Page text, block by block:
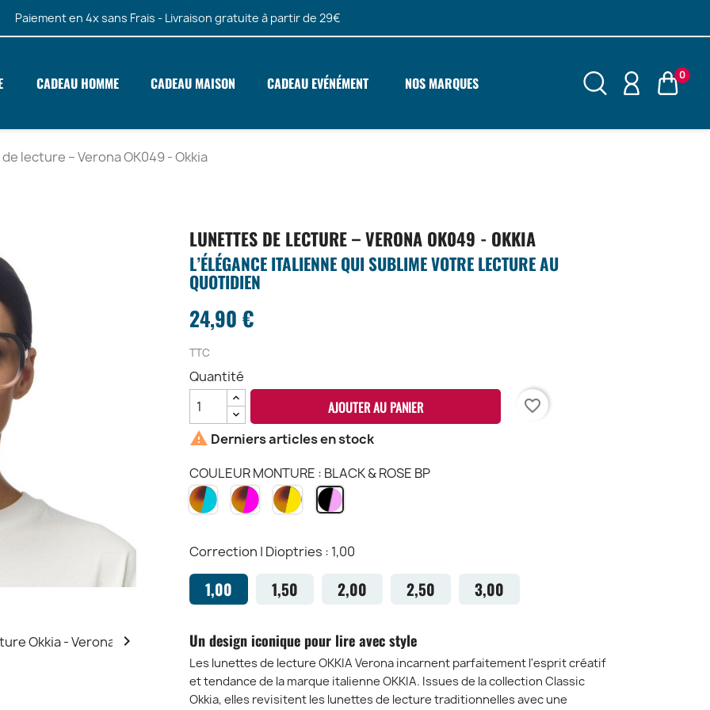
Paiement en 4x sans Frais - Livraison gratuite à partir de 29€
CADEAU HOMME CADEAU MAISON CADEAU EVÉNÉMENT NOS MARQUES 0
lecture – Verona OK049 - Okkia

LUNETTES DE LECTURE – VERONA OK049 - OKKIA
L’ÉLÉGANCE ITALIENNE QUI SUBLIME VOTRE LECTURE AU
QUOTIDIEN
24,90 €
TTC
Quantité
AJOUTER AU PANIER
favorite_border
 Derniers articles en stock
COULEUR MONTURE : BLACK & ROSE BP
HAVANA
&
HAVANA
PINK
HAVANA
YELLOW
BLACK
&
Correction | Dioptries : 1,00
1,00 1,50 2,00 2,50 3,00
Un design iconique pour lire avec style
Les lunettes de lecture OKKIA Verona incarnent parfaitement l'esprit créatif
et tendance de la marque italienne OKKIA. Issues de la collection Classic
Okkia, elles revisitent les lunettes de lecture traditionnelles avec une